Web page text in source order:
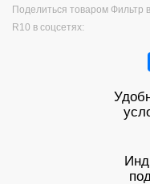
Поделиться товаром Фильтр
R10 в соцсетях: